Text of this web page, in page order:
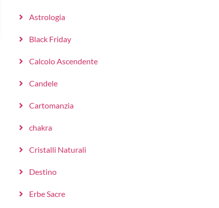
Astrologia
Black Friday
Calcolo Ascendente
Candele
Cartomanzia
chakra
Cristalli Naturali
Destino
Erbe Sacre